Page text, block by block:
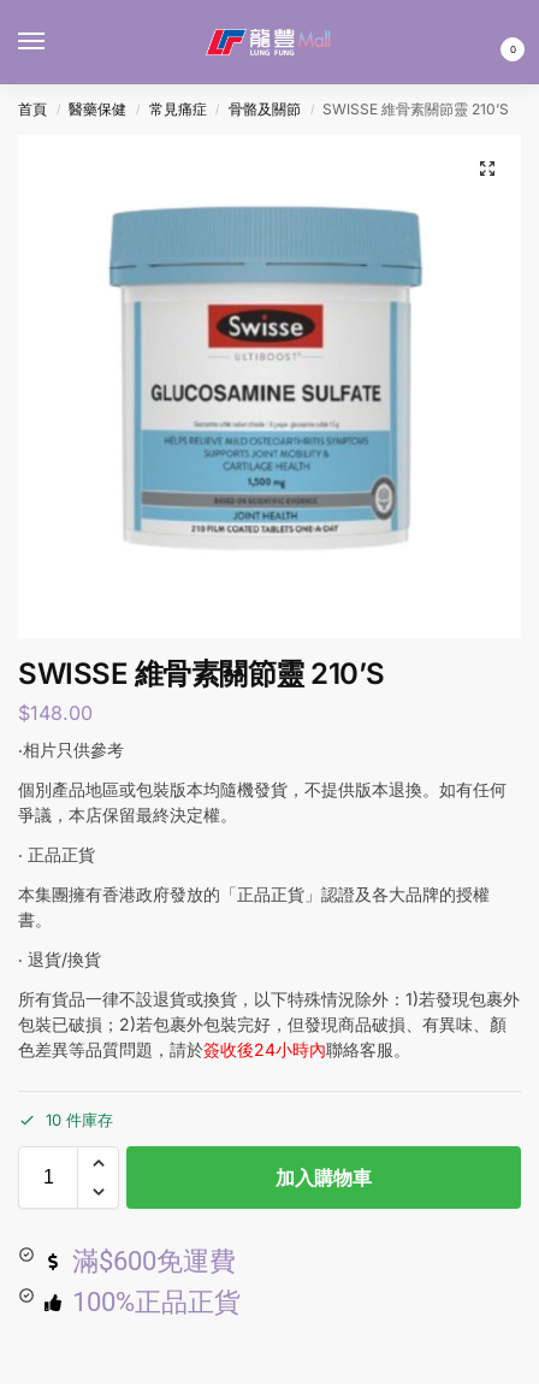
0
首頁 / 醫藥保健 / 常見痛症 / 骨骼及關節 / SWISSE 維骨素關節靈 210’S
SWISSE 維骨素關節靈 210’S
$148.00
‧相片只供參考
個別產品地區或包裝版本均隨機發貨，不提供版本退換。如有任何
爭議，本店保留最終決定權。
‧ 正品正貨
本集團擁有香港政府發放的「正品正貨」認證及各大品牌的授權
書。
‧ 退貨/換貨
所有貨品一律不設退貨或換貨，以下特殊情況除外：1)若發現包裹外
包裝已破損；2)若包裹外包裝完好，但發現商品破損、有異味、顏
色差異等品質問題，請於簽收後24小時內聯絡客服。
10 件庫存
加入購物車
滿$600免運費
100%正品正貨